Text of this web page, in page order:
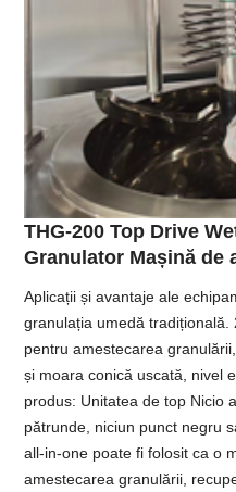
THG-200 Top Drive
Granulator Mașină de
Aplicații și avantaje ale
granulația umedă
pentru amestecarea
și moara conică uscată, nivel
produs: Unitatea de top Nicio
pătrunde, niciun punct negru
all-in-one poate fi folosit ca o
amestecarea granulării,